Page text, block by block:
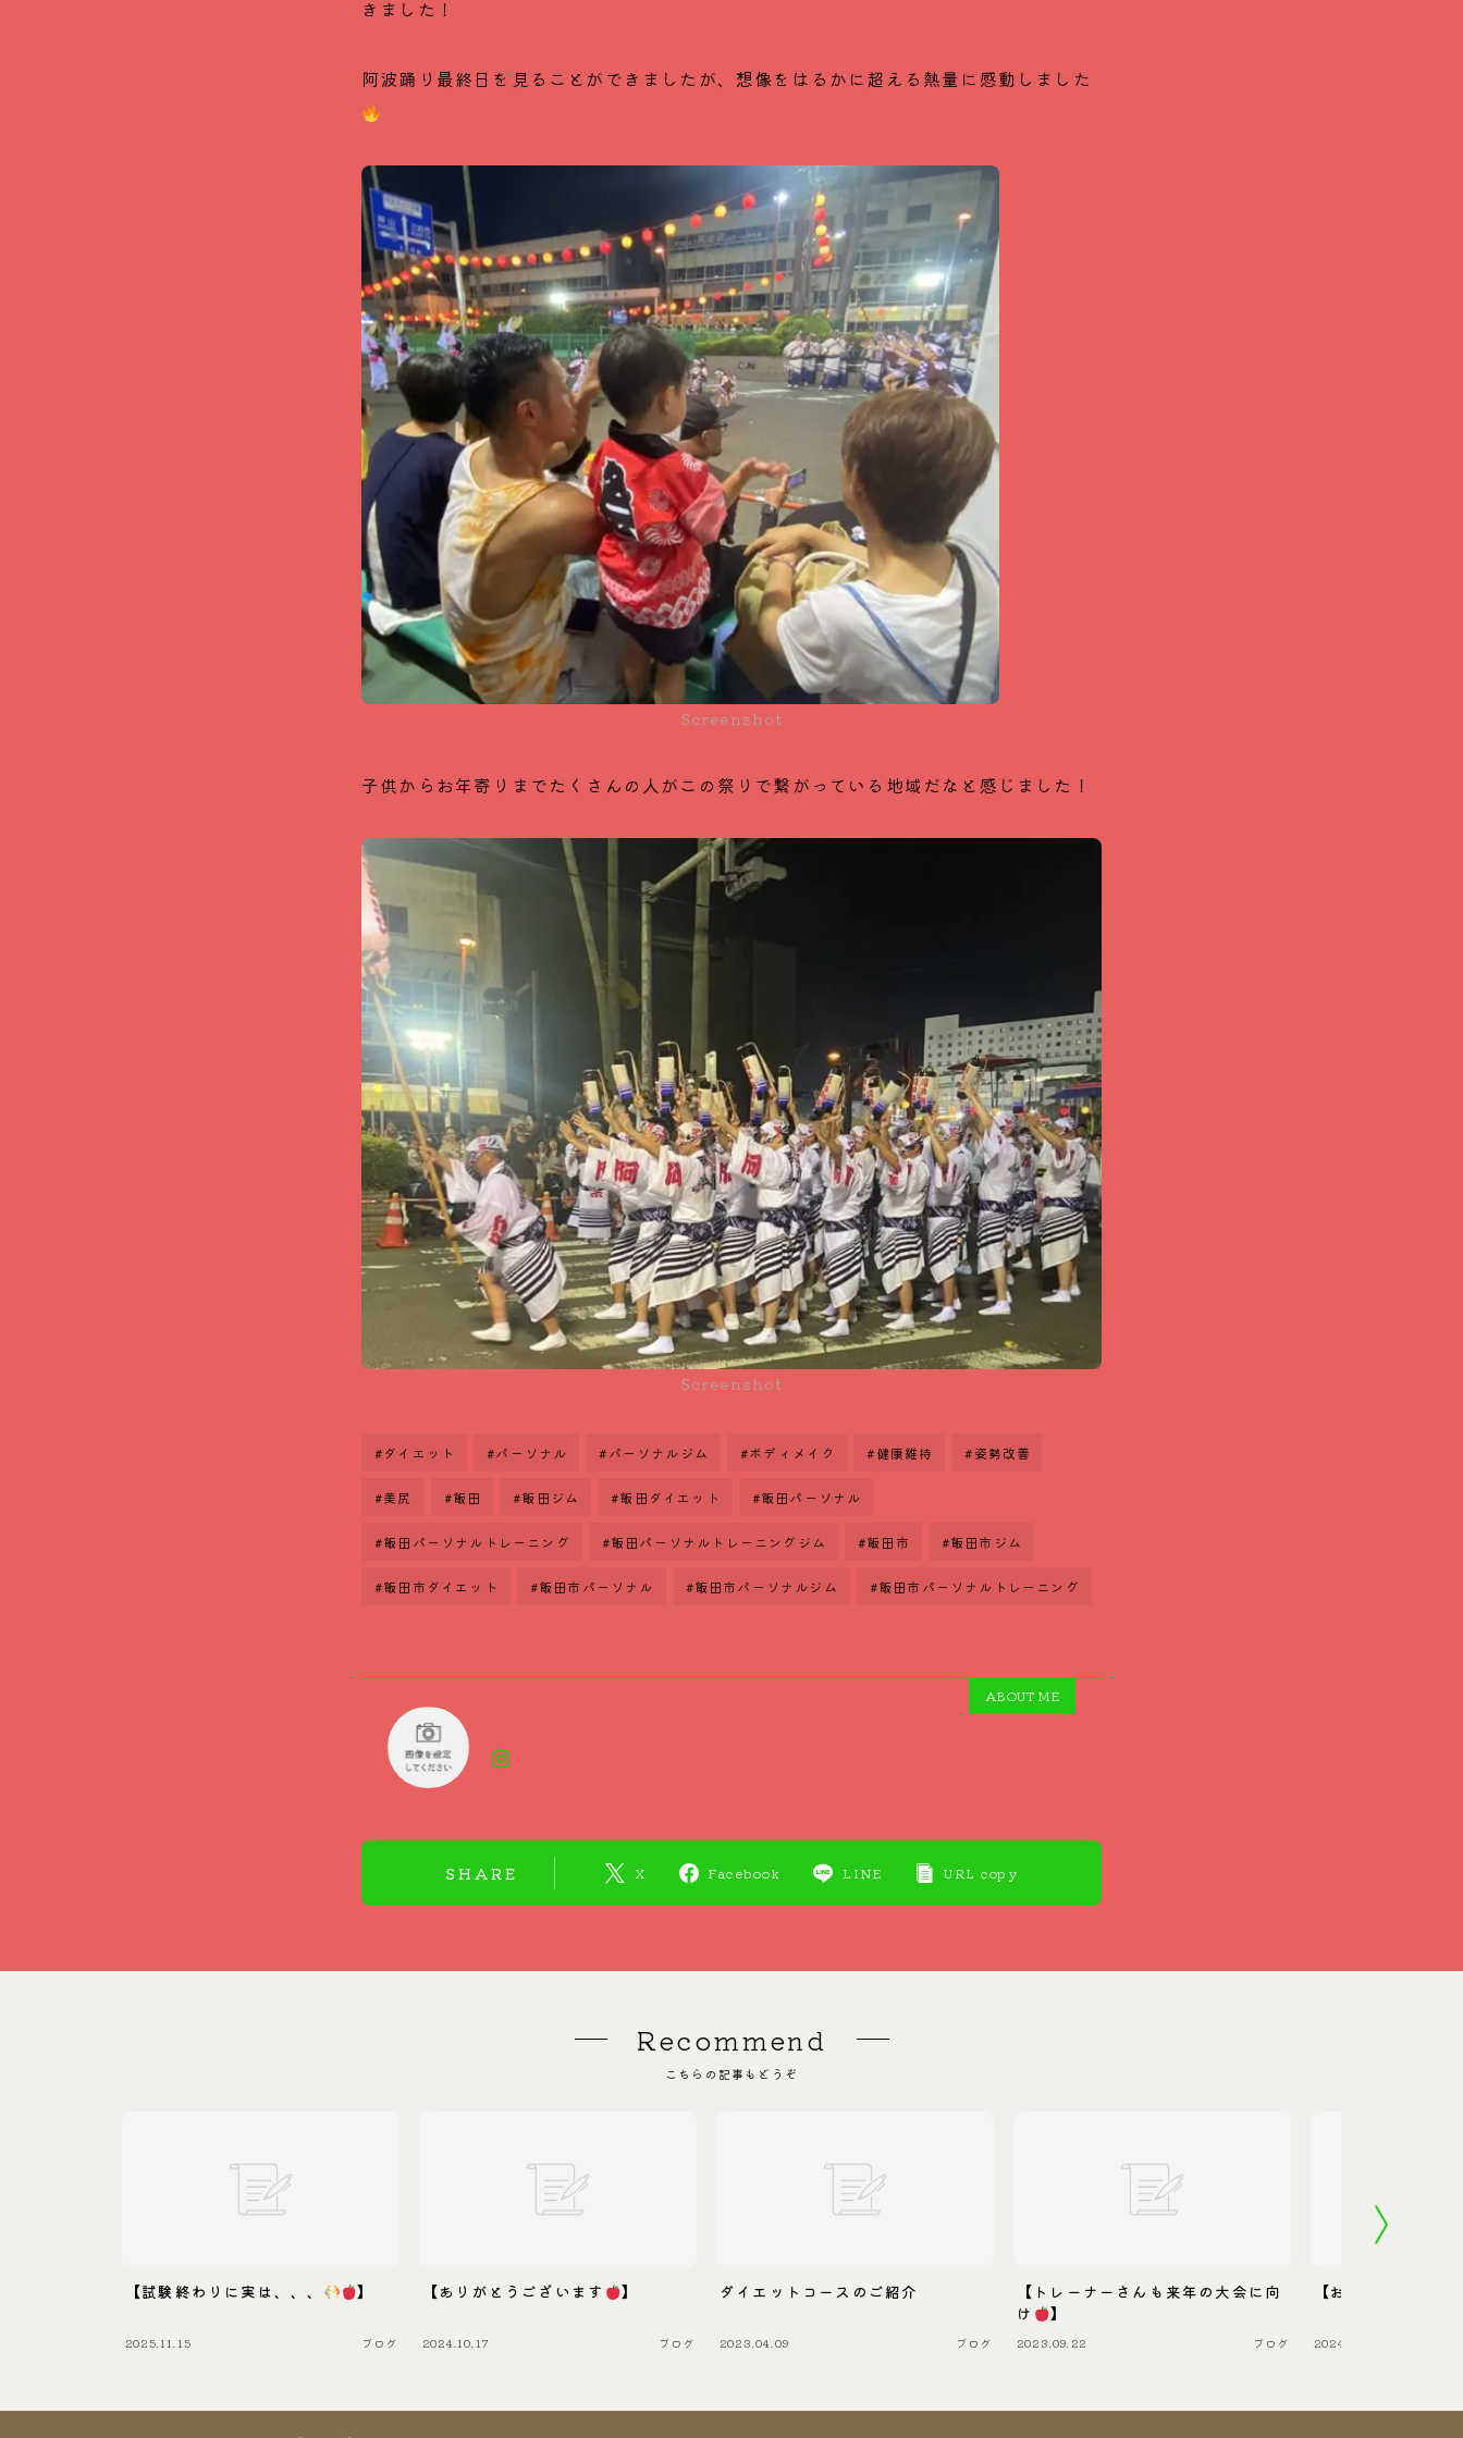
きました！
阿波踊り最終日を見ることができましたが、想像をはるかに超える熱量に感動しました
Screenshot
子供からお年寄りまでたくさんの人がこの祭りで繋がっている地域だなと感じました！
Screenshot
#ダイエット #パーソナル #パーソナルジム #ボディメイク #健康維持 #姿勢改善
#美尻 #飯田 #飯田ジム #飯田ダイエット #飯田パーソナル
#飯田パーソナルトレーニング #飯田パーソナルトレーニングジム #飯田市 #飯田市ジム
#飯田市ダイエット #飯田市パーソナル #飯田市パーソナルジム #飯田市パーソナルトレーニング
ABOUT ME
SHARE X Facebook LINE URL copy
Recommend
こちらの記事もどうぞ
【試験終わりに実は、、、 】
2025.11.15 ブログ
【ありがとうございます 】
2024.10.17 ブログ
ダイエットコースのご紹介
2023.04.09 ブログ
【トレーナーさんも来年の大会に向
け
】
2023.09.22 ブログ
【お宮参り
2024.03.22